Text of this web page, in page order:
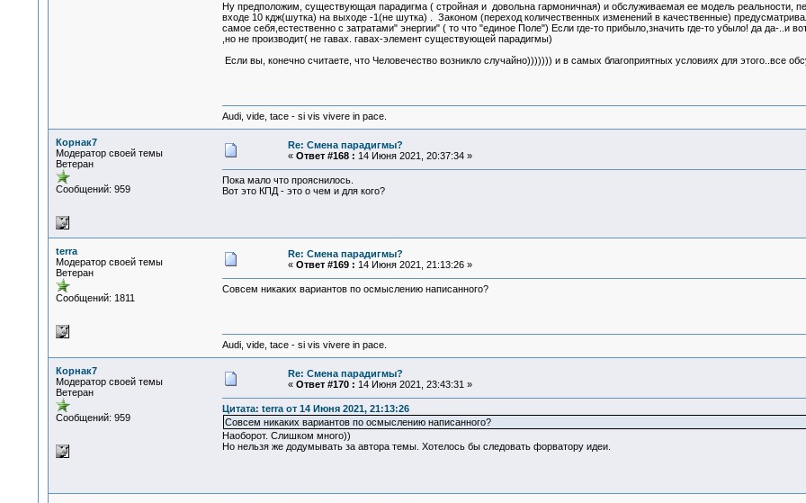
Ну предположим, существующая парадигма ( стройная и довольна гармоничная) и обслуживаемая ее модель реальности,
входе 10 кдж(шутка) на выходе -1(не шутка) . Законом (переход количественных изменений в качественные)
самое себя,естественно с затратами" энергии" ( то что "единое Поле") Если где-то прибыло,значить где-то убыло! да да-..и
,но не производит( не гавах. гавах-элемент существующей парадигмы)
Если вы, конечно считаете, что Человечество возникло случайно))))))) и в самых благоприятных условиях для этого..все
Audi, vide, tace - si vis vivere in pace.
Корнак7
Модератор своей темы
Ветеран
Сообщений: 959
Re: Смена парадигмы?
« Ответ #168 : 14 Июня 2021, 20:37:34 »
Пока мало что прояснилось.
Вот это КПД - это о чем и для кого?
terra
Модератор своей темы
Ветеран
Сообщений: 1811
Re: Смена парадигмы?
« Ответ #169 : 14 Июня 2021, 21:13:26 »
Совсем никаких вариантов по осмыслению написанного?
Audi, vide, tace - si vis vivere in pace.
Корнак7
Модератор своей темы
Ветеран
Сообщений: 959
Re: Смена парадигмы?
« Ответ #170 : 14 Июня 2021, 23:43:31 »
Цитата: terra от 14 Июня 2021, 21:13:26
Совсем никаких вариантов по осмыслению написанного?
Наоборот. Слишком много))
Но нельзя же додумывать за автора темы. Хотелось бы следовать форватору идеи.